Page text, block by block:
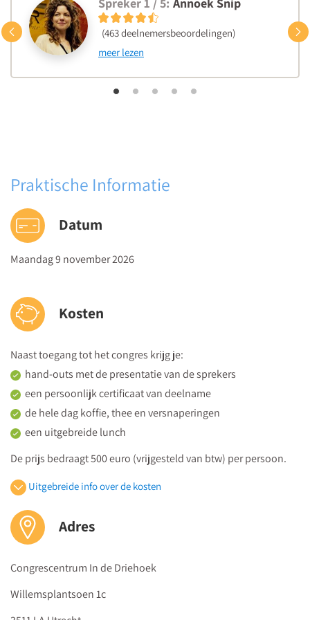
Hoe ontwikkel je een cultuurresponsieve mindset?
Praktische tips om cultuur­responsief denken en
handelen toe te passen in je lessen
Hoe is de culturele achtergrond en leefwereld van je
leerlingen zichtbaar in de klas?
Welke investeringen doe je om een blijvende verbinding
met al je leerlingen op te bouwen?
12:00
Verzorgde lunch
13:00
Polarisatie in de klas
Sjoukje Beekhuis - Mos, adviseur spanning en polarisatie in de
klas Stichting School&Veiligheid
Hoe houd je grip op de groepsdynamiek wanneer
culturele verschillen tot polarisatie leiden?
Praktische tips om een gestructureerde dialoog over een
gevoelig onderwerp te voeren
13:50
(463 deelnemersbeoordelingen)
meer lezen
Vorige
Praktische Informatie
Datum
Maandag 9 november 2026
Kosten
Naast toegang tot het congres krijg je:
hand-outs met de presentatie van de sprekers
een persoonlijk certificaat van deelname
de hele dag koffie, thee en versnaperingen
een uitgebreide lunch
De prijs bedraagt 500 euro (vrijgesteld van btw) per persoon.
Kom je met een groep, dan is iedere
aan deKwaliteitscode voor Opleidingsinstellingen voor Kort
Beroepsonderwijs
Uitgebreide info over de kosten
Adres
Congrescentrum In de Driehoek
Willemsplantsoen 1c